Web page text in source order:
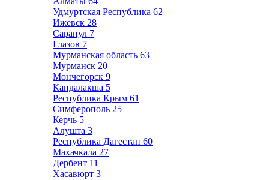
Удмуртская Республика 62
Ижевск 28
Сарапул 7
Глазов 7
Мурманская область 63
Мурманск 20
Мончегорск 9
Кандалакша 5
Республика Крым 61
Симферополь 25
Керчь 5
Алушта 3
Республика Дагестан 60
Махачкала 27
Дербент 11
Хасавюрт 3